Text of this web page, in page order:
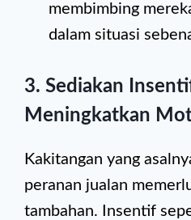
membimbing
dalam situasi
3. Sediakan
Meningkatkan
Kakitangan yang
peranan jualan
tambahan. Insentif